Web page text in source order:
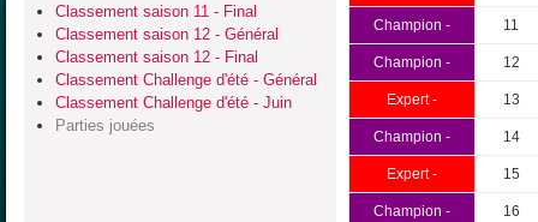
Classement saison 11 - Final
Classement saison 12 - Général
Classement saison 12 - Final
Classement Challenge d'été - Général
Classement Challenge d'été - Juin
Parties jouées
Champion - 11
Champion - 12
Expert - 13
Champion - 14
Expert - 15
Champion - 16